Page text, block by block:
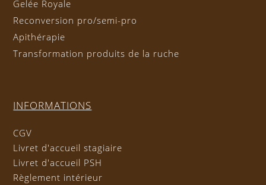
Gelée Royale
Reconversion pro/semi-pro
Apithérapie
Transformation produits de la ruche
INFORMATIONS
CGV
Livret d'accueil stagiaire
Livret d'accueil PSH
Règlement intérieur